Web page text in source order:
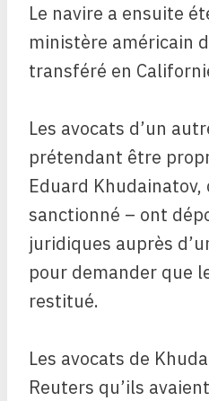
Le navire a ensuite
ministère américain
transféré en
Les avocats d’un
prétendant être
Eduard Khudainatov,
sanctionné – ont
juridiques auprès
pour demander que
restitué.
Les avocats de
Reuters qu’ils